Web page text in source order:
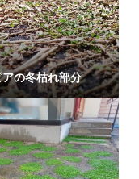
の冬枯れ部分